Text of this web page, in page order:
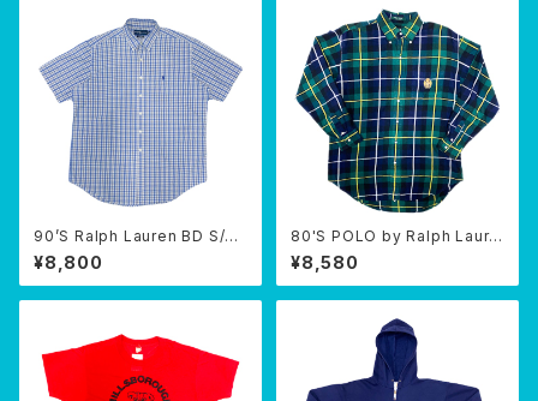
90’S Ralph Lauren BD S/S
shirt
¥8,800
80'S POLO by Ralph Laure
n B/D SHIRTS
¥8,580